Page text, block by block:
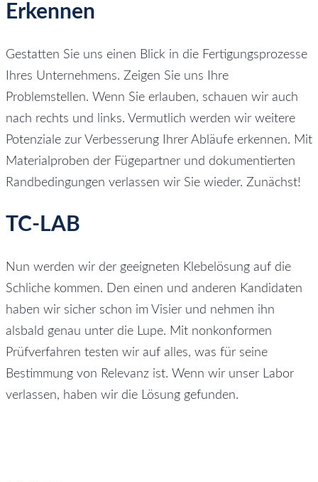
Erkennen
Gestatten Sie uns einen Blick in die Fertigungsprozesse
Ihres Unternehmens. Zeigen Sie uns Ihre
Problemstellen. Wenn Sie erlauben, schauen wir auch
nach rechts und links. Vermutlich werden wir weitere
Potenziale zur Verbesserung Ihrer Abläufe erkennen. Mit
Materialproben der Fügepartner und dokumentierten
Randbedingungen verlassen wir Sie wieder. Zunächst!
TC-LAB
Nun werden wir der geeigneten Klebelösung auf die
Schliche kommen. Den einen und anderen Kandidaten
haben wir sicher schon im Visier und nehmen ihn
alsbald genau unter die Lupe. Mit nonkonformen
Prüfverfahren testen wir auf alles, was für seine
Bestimmung von Relevanz ist. Wenn wir unser Labor
verlassen, haben wir die Lösung gefunden.